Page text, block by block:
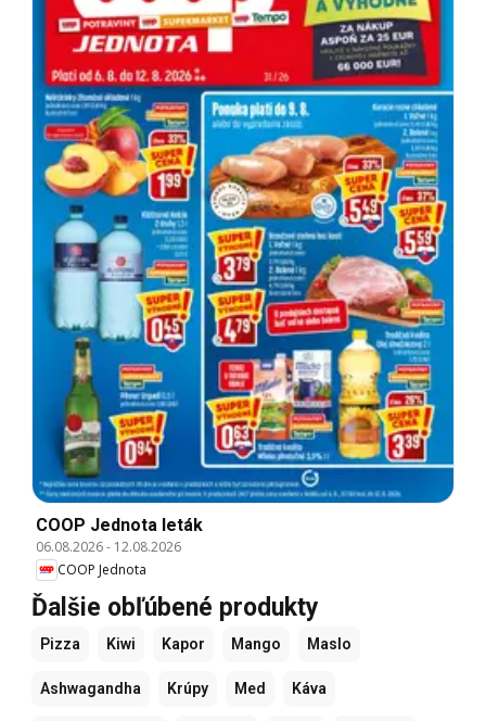
COOP Jednota leták
06.08.2026- 12.08.2026
COOP Jednota
Ďalšie obľúbené produkty
Pizza Kiwi Kapor Mango Maslo
Ashwagandha Krúpy Med Káva